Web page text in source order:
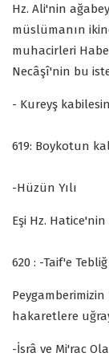
Hz. Ali'nin
müslümanın
muhacirleri
Necâşî'nin bu
- Kureyş
619: Boykotun
-Hüzün Yılı
Eşi Hz.
620 : -Taif'e Tebliğ
hakaretlere
-İsrâ ve Mi'rac